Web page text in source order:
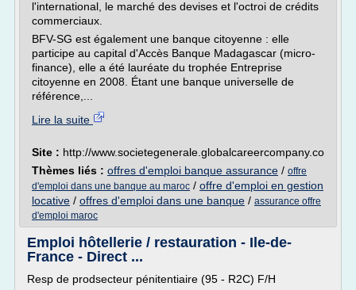
l'international, le marché des devises et l'octroi de crédits
commerciaux.
BFV-SG est également une banque citoyenne : elle
participe au capital d'Accès Banque Madagascar (micro-
finance), elle a été lauréate du trophée Entreprise
citoyenne en 2008. Étant une banque universelle de
référence,...
Lire la suite
Site : http://www.societegenerale.globalcareercompany.co
Thèmes liés : offres d'emploi banque assurance / offre
d'emploi dans une banque au maroc / offre d'emploi en gestion
locative / offres d'emploi dans une banque / assurance offre
d'emploi maroc
Emploi hôtellerie / restauration - Ile-de-
France - Direct ...
Resp de prodsecteur pénitentiaire (95 - R2C) F/H